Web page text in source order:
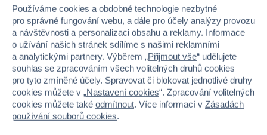
Značka SEVA
Věk od 15
Pohlaví HOLKA, KLUK
Materiál PLAST
Šířka 29
Používáme cookies a obdobné technologie nezbytné
pro správné fungování webu, a dále pro účely analýzy provozu
a návštěvnosti a personalizaci obsahu a reklamy. Informace
o užívání našich stránek sdílíme s našimi reklamními
a analytickými partnery. Výběrem „Přijmout vše“ udělujete
souhlas se zpracováním všech volitelných druhů cookies
pro tyto zmíněné účely. Spravovat či blokovat jednotlivé druhy
cookies můžete v „Nastavení cookies“. Zpracování volitelných
cookies můžete také odmítnout. Více informací v Zásadách
používání souborů cookies.